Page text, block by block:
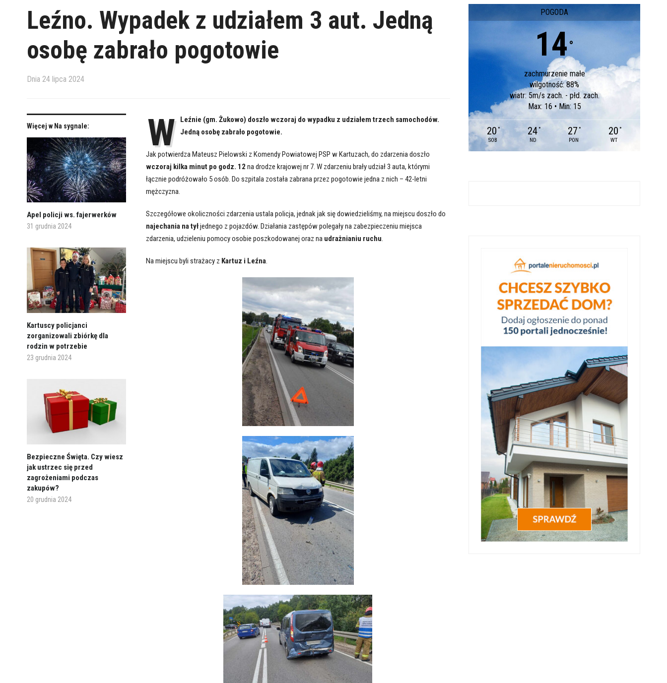
Leźno. Wypadek z udziałem 3 aut. Jedną
osobę zabrało pogotowie
Dnia 24 lipca 2024
Więcej w Na sygnale:
Apel policji ws. fajerwerków
31 grudnia 2024
Kartuscy policjanci
zorganizowali zbiórkę dla
rodzin w potrzebie
23 grudnia 2024
Bezpieczne Święta. Czy wiesz
jak ustrzec się przed
zagrożeniami podczas
zakupów?
20 grudnia 2024
W
Leźnie (gm. Żukowo) doszło wczoraj do wypadku z udziałem trzech samochodów.
Jedną osobę zabrało pogotowie.
Jak potwierdza Mateusz Pielowski z Komendy Powiatowej PSP w Kartuzach, do zdarzenia doszło
wczoraj kilka minut po godz. 12 na drodze krajowej nr 7. W zdarzeniu brały udział 3 auta, którymi
łącznie podróżowało 5 osób. Do szpitala została zabrana przez pogotowie jedna z nich – 42-letni
mężczyzna.
Szczegółowe okoliczności zdarzenia ustala policja, jednak jak się dowiedzieliśmy, na miejscu doszło do
najechania na tyłjednego z pojazdów. Działania zastępów polegały na zabezpieczeniu miejsca
zdarzenia, udzieleniu pomocy osobie poszkodowanej oraz na udrażnianiu ruchu
Na miejscu byli strażacy z Kartuz i Leźna
POGODA
14 °
zachmurzenie małe
wilgotność: 88%
wiatr: 5m/s zach. - płd. zach.
Max: 16 • Min: 15
20 °
SOB
24 °
ND
27 °
PON
20 °
WT